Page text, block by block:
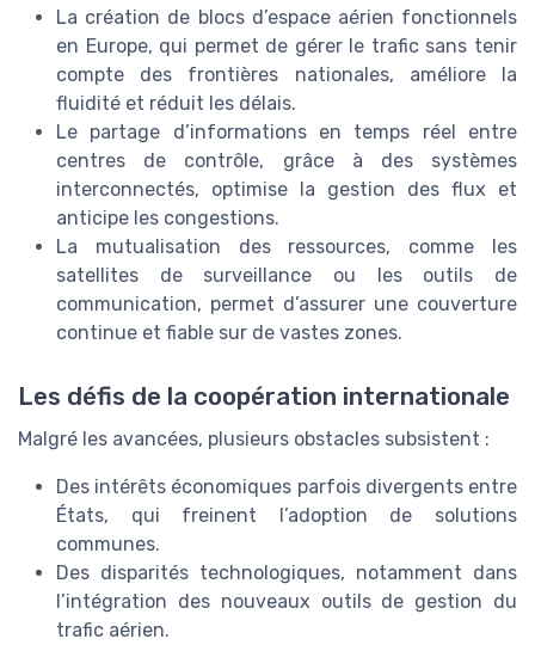
La création de blocs d’espace aérien fonctionnels
en Europe, qui permet de gérer le trafic sans tenir
compte des frontières nationales, améliore la
fluidité et réduit les délais.
Le partage d’informations en temps réel entre
centres de contrôle, grâce à des systèmes
interconnectés, optimise la gestion des flux et
anticipe les congestions.
La mutualisation des ressources, comme les
satellites de surveillance ou les outils de
communication, permet d’assurer une couverture
continue et fiable sur de vastes zones.
Les défis de la coopération internationale
Malgré les avancées, plusieurs obstacles subsistent :
Des intérêts économiques parfois divergents entre
États, qui freinent l’adoption de solutions
communes.
Des disparités technologiques, notamment dans
l’intégration des nouveaux outils de gestion du
trafic aérien.